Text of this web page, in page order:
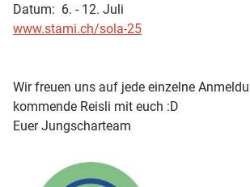
Datum: 6. - 12. Juli
www.stami.ch/sola-25
Wir freuen uns auf jede einzelne
kommende Reisli mit euch :D
Euer Jungscharteam